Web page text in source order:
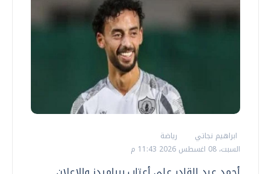
ابراهيم نجاتي
رياضة
السبت، 08 اغسطس 2026 11:43 م